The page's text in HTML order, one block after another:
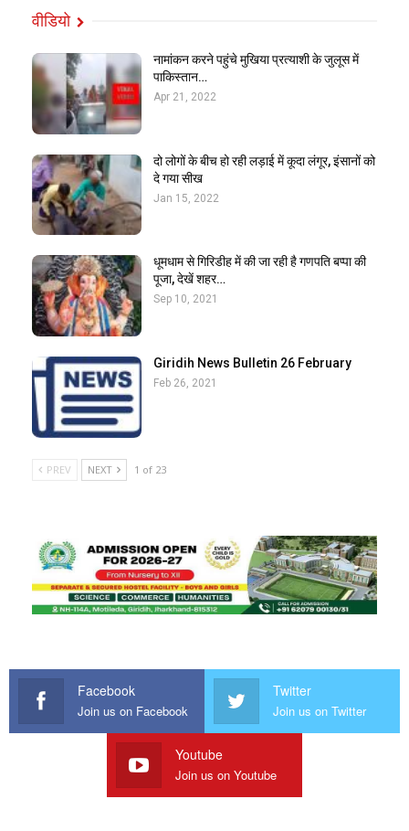
वीडियो
नामांकन करने पहुंचे मुखिया प्रत्याशी के जुलूस में
पाकिस्तान…
Apr 21, 2022
दो लोगों के बीच हो रही लड़ाई में कूदा लंगूर, इंसानों को
दे गया सीख
Jan 15, 2022
धूमधाम से गिरिडीह में की जा रही है गणपति बप्पा की
पूजा, देखें शहर…
Sep 10, 2021
Giridih News Bulletin 26 February
Feb 26, 2021
PREV NEXT 1 of 23
Facebook
Join us on Facebook
Twitter
Join us on Twitter
Youtube
Join us on Youtube